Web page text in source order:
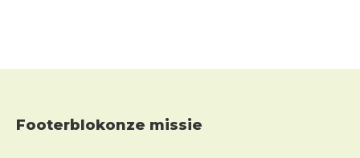
Footer
Footerblokonze missie